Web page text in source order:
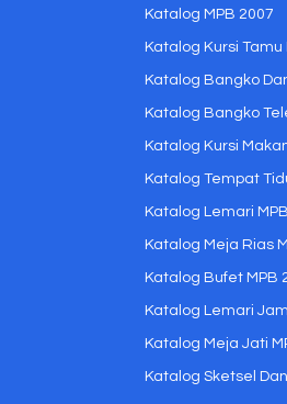
Katalog MPB 2007
Katalog Kursi Tamu
Katalog Bangko
Katalog Bangko
Katalog Kursi
Katalog Tempat
Katalog Lemari
Katalog Meja Rias
Katalog Bufet MPB
Katalog Lemari
Katalog Meja Jati
Katalog Sketsel